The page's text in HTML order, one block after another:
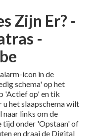
Zijn Er? -
-
icon in de
schema' op het
'Actief op' en tik
het slaapschema wilt
links om de
tijd onder 'Opstaan' of
en draai de Digital